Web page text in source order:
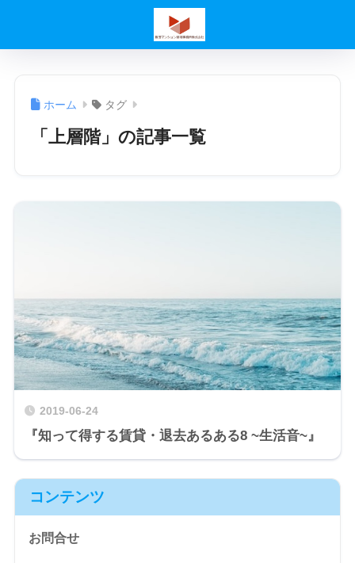
ホーム タグ
「上層階」の記事一覧
2019-06-24
『知って得する賃貸・退去あるある8 ~生活音~』
コンテンツ
お問合せ